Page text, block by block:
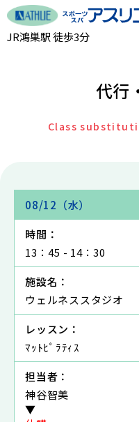
JR鴻巣駅 徒歩3分
代行
Class
08/12（水）
時間：
13：45 - 14：30
施設名：
ウェルネススタジオ
レッスン：
ﾏｯﾄﾋﾟﾗﾃｨｽ
担当者：
神谷智美
▼